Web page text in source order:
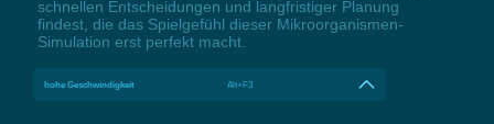
schnellen Entscheidungen und langfristiger Planung
findest, die das Spielgefühl dieser Mikroorganismen-
Simulation erst perfekt macht.
hohe Geschwindigkeit Alt+F3